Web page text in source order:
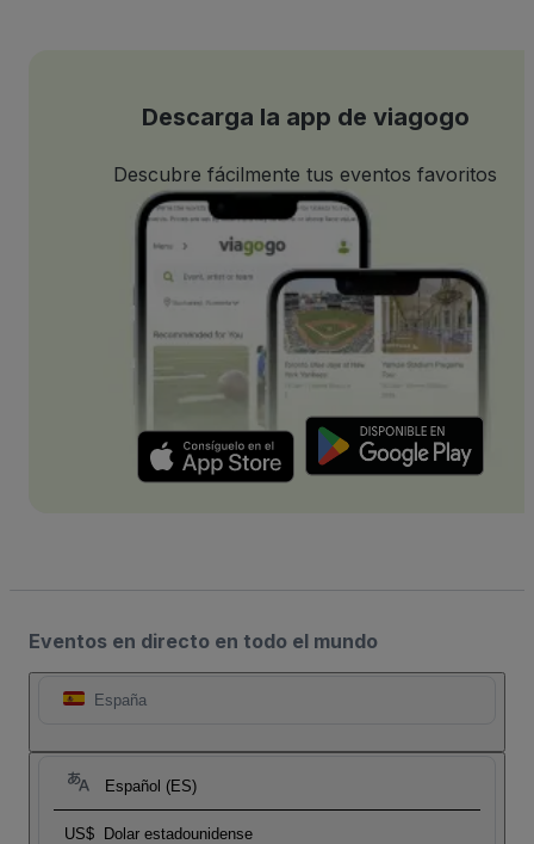
Descarga la app de viagogo
Descubre fácilmente tus eventos favoritos
Eventos en directo en todo el mundo
España
Español (ES)
US$ Dolar estadounidense